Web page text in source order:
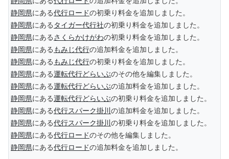
静岡県にある代行ロードの初乗り料金を追加しました。
静岡県にある タイガー代行社の初乗り料金を追加しました。
静岡県にあるさくらかけがわの初乗り料金を追加しました。
静岡県にある もみじ代行の追加料金を追加しました。
静岡県にある もみじ代行の初乗り料金を追加しました。
静岡県にある運転代行どらいぶのその他を編集しました。
静岡県にある運転代行どらいぶの追加料金を追加しました。
静岡県にある運転代行どらいぶの初乗り料金を追加しました。
静岡県にある代行スパーク掛川の追加料金を追加しました。
静岡県にある代行スパーク掛川の初乗り料金を追加しました。
静岡県にある代行ロードのその他を編集しました。
静岡県にある代行ロードの追加料金を追加しました。